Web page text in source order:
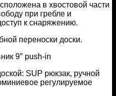
в хвостовой части
при гребле и
к снаряжению.
переноски доски.
9″ push-in
SUP рюкзак, ручной
регулируемое